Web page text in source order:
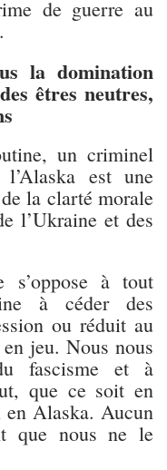
de guerre au
la domination
êtres neutres,
un criminel
est une
la clarté morale
l’Ukraine et des
s’oppose à tout
à céder des
ou réduit au
jeu. Nous nous
fascisme et à
que ce soit en
Alaska. Aucun
que nous ne le